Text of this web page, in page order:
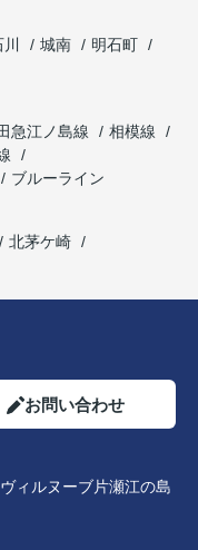
城南
明石町
急江ノ島線
相模線
ブルーライン
北茅ケ崎
お問い合わせ
ィルヌーブ片瀬江の島